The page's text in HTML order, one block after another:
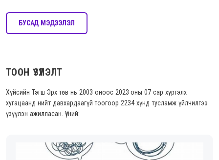
БУСАД МЭДЭЭЛЭЛ
ТООН ҮЗҮҮЛЭЛТ
Хүйсийн Тэгш Эрх төв нь 2003 оноос 2023 оны 07 сар хүртэлх
хугацаанд нийт давхардаагүй тоогоор 2234 хүнд тусламж үйлчилгээ
үзүүлэн ажилласан. Үүний: